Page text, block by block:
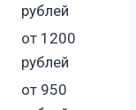
рублей
от 1200
рублей
от 950